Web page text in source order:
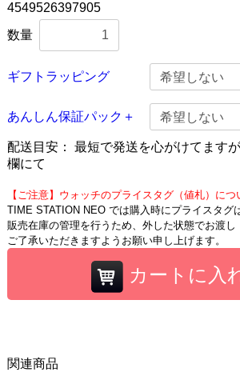
4549526397905
数量
ギフトラッピング
あんしん保証パック＋
配送目安： 最短で発送を心がけてます
欄にて
【ご注意】ウォッチのプライスタグ（値札）につ
TIME STATION NEO では購入時にプライスタグ
販売在庫の管理を行うため、外した状態でお渡し
ご了承いただきますようお願い申し上げます。
カートに入
関連商品